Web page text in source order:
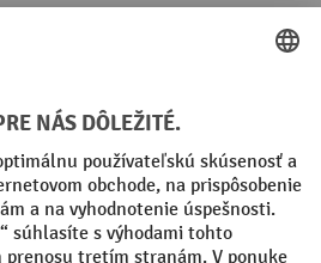
(Visa)